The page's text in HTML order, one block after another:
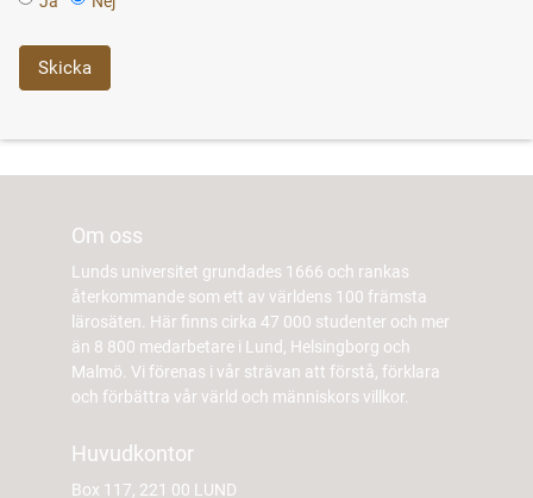
Om oss
Lunds universitet grundades 1666 och rankas
återkommande som ett av världens 100 främsta
lärosäten. Här finns cirka 47 000 studenter och mer
än 8 800 medarbetare i Lund, Helsingborg och
Malmö. Vi förenas i vår strävan att förstå, förklara
och förbättra vår värld och människors villkor.
Huvudkontor
Box 117, 221 00 LUND